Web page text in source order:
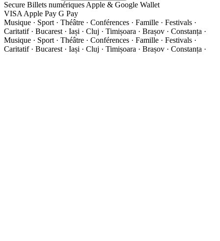
Secure Billets numériques Apple & Google Wallet
VISA Apple Pay G Pay
Musique · Sport · Théâtre · Conférences · Famille · Festivals ·
Caritatif · Bucarest · Iași · Cluj · Timișoara · Brașov · Constanța ·
Musique · Sport · Théâtre · Conférences · Famille · Festivals ·
Caritatif · Bucarest · Iași · Cluj · Timișoara · Brașov · Constanța ·